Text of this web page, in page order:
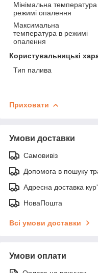
Мінімальна
режимі опалення
Максимальна
температура в режимі
опалення
Користувальницькі
Тип палива
Приховати
Умови доставки
Самовивіз
Допомога в пошуку
Адресна доставка
НоваПошта
Всі умови доставки
Умови оплати